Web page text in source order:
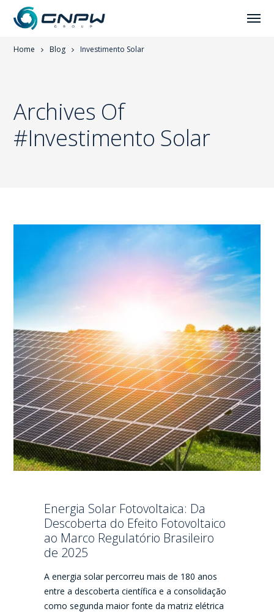
Home Blog Investimento Solar
Archives Of
#investimento Solar
Energia Solar Fotovoltaica: Da
Descoberta do Efeito Fotovoltaico
ao Marco Regulatório Brasileiro
de 2025
A energia solar percorreu mais de 180 anos
entre a descoberta científica e a consolidação
como segunda maior fonte da matriz elétrica